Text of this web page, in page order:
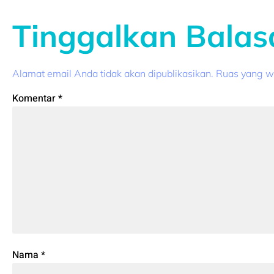
Tinggalkan
Alamat email Anda tidak akan dipublikasikan. Ruas yang
Komentar*
Nama *